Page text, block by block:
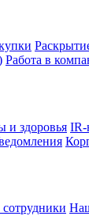
Работа в
и здоровья IR-